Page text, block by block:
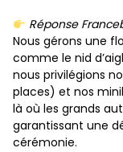
Réponse
Nous gérons une
comme le nid
nous privilégions
places) et nos
là où les grands
garantissant une
cérémonie.